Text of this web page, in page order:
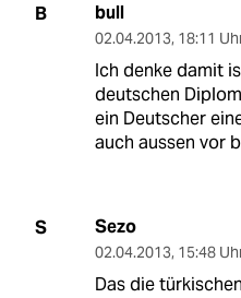
B bull
02.04.2013, 18:11
Ich denke damit
deutschen
ein Deutscher
auch aussen vor
S Sezo
02.04.2013, 15:48
Das die